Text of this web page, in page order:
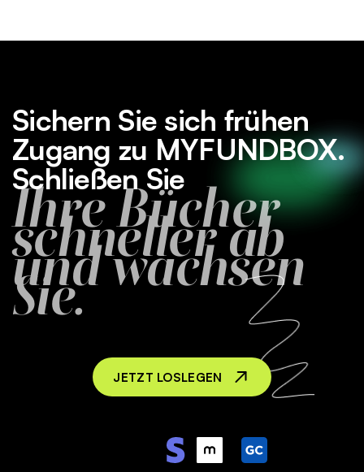
Sichern Sie sich frühen
Zugang zu MYFUNDBOX.
Schließen Sie
Ihre Bücher
schneller ab
und wachsen
Sie.
JETZT LOSLEGEN